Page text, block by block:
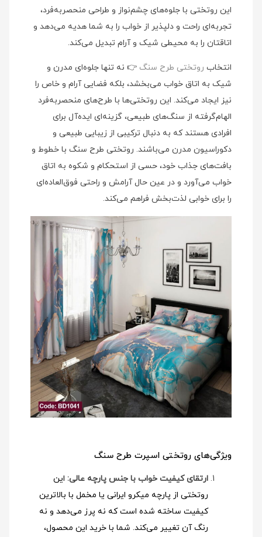
این روتختی با جلوه‌های چشم‌نواز و طراحی منحصربه‌فرد،
تجربه‌ای راحت و دلپذیر از خواب را به شما هدیه می‌دهد و
اتاقتان را به محیطی شیک و آرام تبدیل می‌کند.
انتخاب روتختی طرح سنگ 👉 نه تنها جلوه‌ای مدرن و
شیک به اتاق خواب می‌بخشد، بلکه فضایی آرام و خاص را
نیز ایجاد می‌کند. این روتختی‌ها با طرح‌های منحصربه‌فرد
الهام‌گرفته از سنگ‌های طبیعی، گزینه‌ای ایده‌آل برای
افرادی هستند که به دنبال ترکیبی از زیبایی طبیعی و
دکوراسیون مدرن می‌باشند. روتختی طرح سنگ با خطوط و
بافت‌های جذاب خود، حسی از استحکام و شکوه به اتاق
خواب می‌آورد و در عین حال آرامش و راحتی فوق‌العاده‌ای
را برای خوابی لذت‌بخش فراهم می‌کند.
ویژگی‌های روتختی اسپرت طرح سنگ
ارتقای کیفیت خواب با جنس پارچه عالی: این
روتختی از پارچه میکرو ایرانی یا مخمل با بالاترین
کیفیت ساخته شده است که نه پرز می‌دهد و نه
رنگ آن تغییر می‌کند. شما با خرید این محصول،